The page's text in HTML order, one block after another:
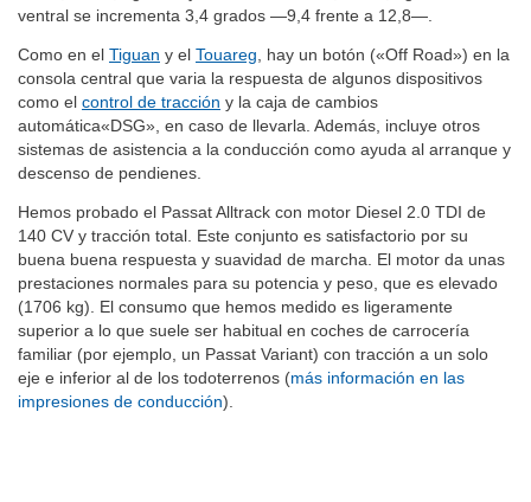
de 13,5 a 16,5 grados y el de salida de 11,9 a 13,6 grados. El
Como en elTiguany elTouareg, hay un botón («Off Road») en la
consola central que varia la respuesta de algunos dispositivos
como elcontrol de traccióny la caja de cambios
automática«DSG», en caso de llevarla. Además, incluye otros
sistemas de asistencia a la conducción como ayuda al arranque y
Hemos probado el Passat Alltrack con motor Diesel 2.0 TDI de
140 CV y tracción total. Este conjunto es satisfactorio por su
buena buena respuesta y suavidad de marcha. El motor da unas
prestaciones normales para su potencia y peso, que es elevado
(1706 kg). El consumo que hemos medido es ligeramente
superior a lo que suele ser habitual en coches de carrocería
familiar (por ejemplo, un Passat Variant) con tracción a un solo
eje e inferior al de los todoterrenos (